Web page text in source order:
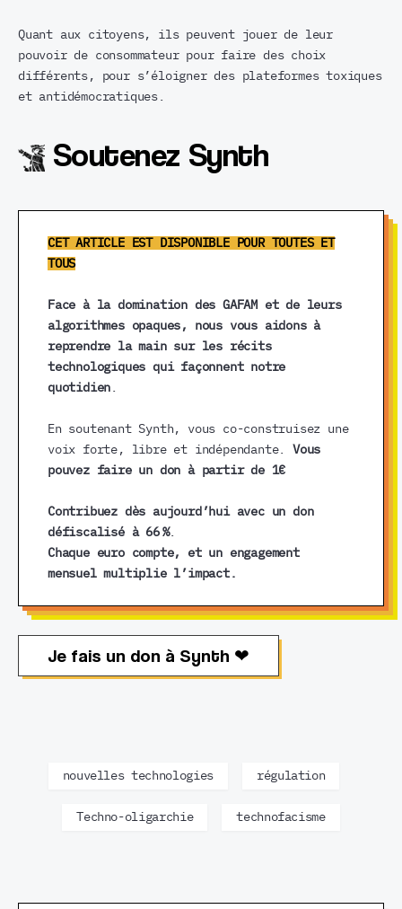
Quant aux citoyens, ils peuvent jouer de leur
pouvoir de consommateur pour faire des choix
différents, pour s’éloigner des plateformes toxiques
et antidémocratiques.
Soutenez Synth
CET ARTICLE EST DISPONIBLE POUR TOUTES ET
TOUS
Face à la domination des GAFAM et de leurs
algorithmes opaques, nous vous aidons à
reprendre la main sur les récits
technologiques qui façonnent notre
quotidien .
En soutenant Synth, vous co-construisez une
voix forte, libre et indépendante.Vous
pouvez faire un don à partir de 1€
Contribuez dès aujourd’hui avec un don
défiscalisé à 66 %.
Chaque euro compte, et un engagement
mensuel multiplie l’impact.
Je fais un don à Synth ❤︎
nouvelles technologies régulation
Techno-oligarchie technofacisme